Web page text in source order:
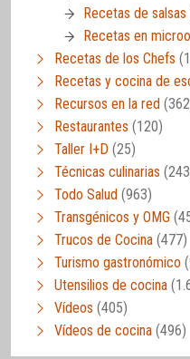
Recetas de salsas
Recetas en
Recetas de los Chefs
Recetas y cocina de
Recursos en la red
Restaurantes (120)
Taller I+D (25)
Técnicas culinarias
Todo Salud (963)
Transgénicos y OMG
Trucos de Cocina (477)
Turismo gastronómico
Utensilios de cocina
Vídeos (405)
Vídeos de cocina (496)